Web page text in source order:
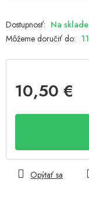
Na sklade
Môžeme doručiť do:
10,50 €
Opýtať sa